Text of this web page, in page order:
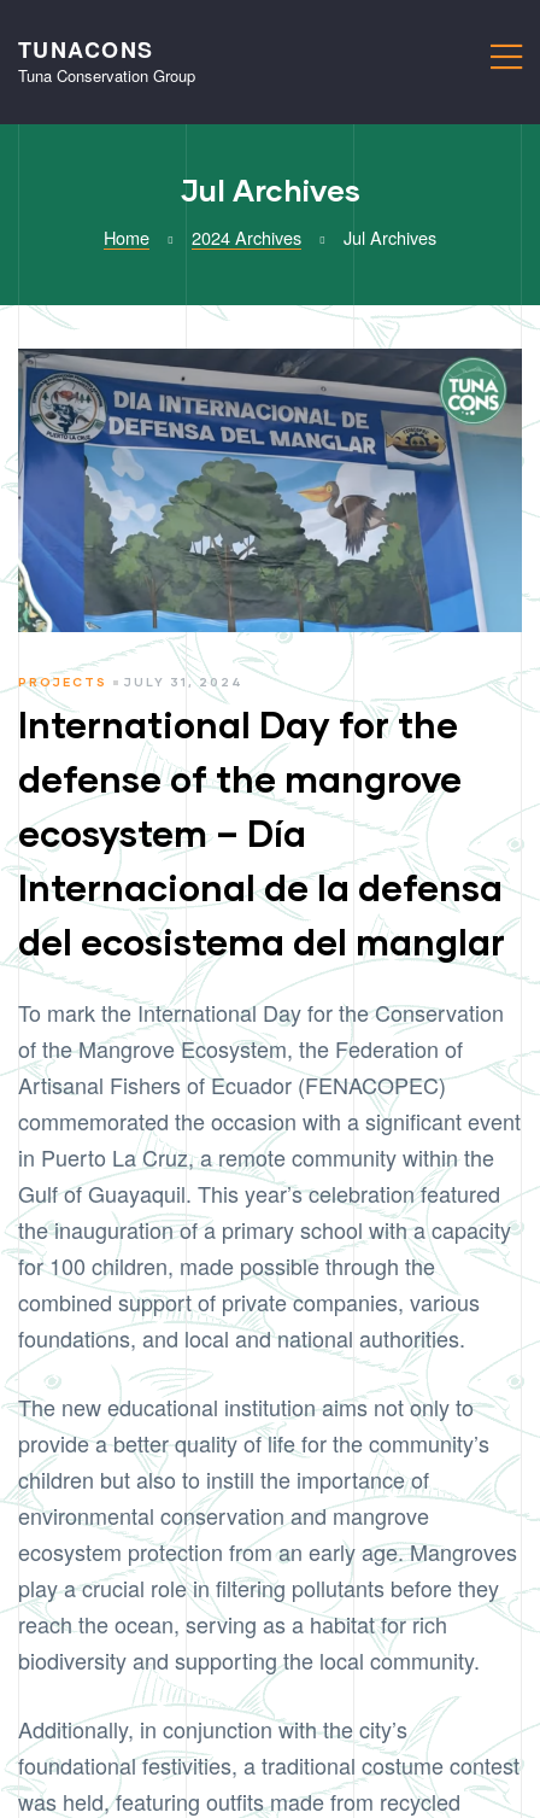
TUNACONS
Tuna Conservation Group
Jul Archives
Home 2024 Archives Jul Archives
Month:
July
2024
CATEGORIES
PROJECTS JULY 31, 2024
International Day for the
defense of the mangrove
ecosystem – Día
Internacional de la defensa
del ecosistema del manglar
To mark the International Day for the Conservation
of the Mangrove Ecosystem, the Federation of
Artisanal Fishers of Ecuador (FENACOPEC)
commemorated the occasion with a significant event
in Puerto La Cruz, a remote community within the
Gulf of Guayaquil. This year’s celebration featured
the inauguration of a primary school with a capacity
for 100 children, made possible through the
combined support of private companies, various
foundations, and local and national authorities.
The new educational institution aims not only to
provide a better quality of life for the community’s
children but also to instill the importance of
environmental conservation and mangrove
ecosystem protection from an early age. Mangroves
play a crucial role in filtering pollutants before they
reach the ocean, serving as a habitat for rich
biodiversity and supporting the local community.
Additionally, in conjunction with the city’s
foundational festivities, a traditional costume contest
was held, featuring outfits made from recycled